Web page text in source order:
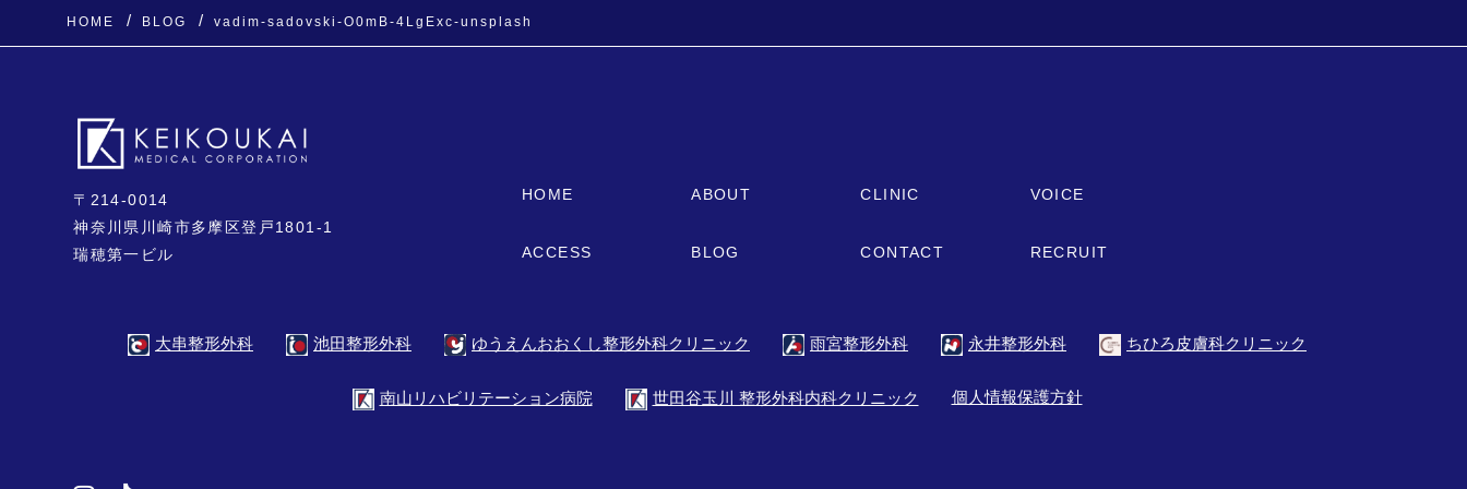
HOME BLOG vadim-sadovski-O0mB-4LgExc-unsplash
〒214-0014
神奈川県川崎市多摩区登戸1801-1
瑞穂第一ビル
HOME ABOUT CLINIC VOICE
ACCESS BLOG CONTACT RECRUIT
大串整形外科 池田整形外科 ゆうえんおおくし整形外科クリニック 雨宮整形外科 永井整形外科 ちひろ皮膚科クリニック
南山リハビリテーション病院 世田谷玉川 整形外科内科クリニック 個人情報保護方針